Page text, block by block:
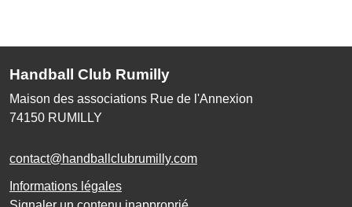
Handball Club Rumilly
Maison des associations Rue de l'Annexion
74150 RUMILLY
contact@handballclubrumilly.com
Informations légales